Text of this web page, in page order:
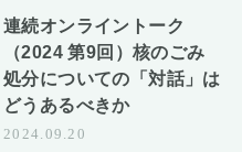
連続オンライントーク
（2024 第9回）核のごみ
処分についての「対話」は
どうあるべきか
2024.09.20